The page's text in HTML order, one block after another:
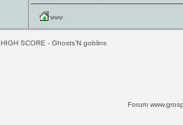
HIGH SCORE - Ghosts'N goblins
Forum